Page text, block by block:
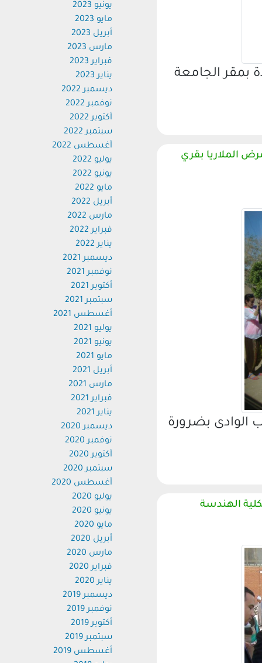
الجامعة
الملاريا بقري
بضرورة
الهندسة
يونيو 2023
مايو 2023
أبريل 2023
مارس 2023
فبراير 2023
يناير 2023
ديسمبر 2022
نوفمبر 2022
أكتوبر 2022
سبتمبر 2022
أغسطس 2022
يوليو 2022
يونيو 2022
مايو 2022
أبريل 2022
مارس 2022
فبراير 2022
يناير 2022
ديسمبر 2021
نوفمبر 2021
أكتوبر 2021
سبتمبر 2021
أغسطس 2021
يوليو 2021
يونيو 2021
مايو 2021
أبريل 2021
مارس 2021
فبراير 2021
يناير 2021
ديسمبر 2020
نوفمبر 2020
أكتوبر 2020
سبتمبر 2020
أغسطس 2020
يوليو 2020
يونيو 2020
مايو 2020
أبريل 2020
مارس 2020
فبراير 2020
يناير 2020
ديسمبر 2019
نوفمبر 2019
أكتوبر 2019
سبتمبر 2019
أغسطس 2019